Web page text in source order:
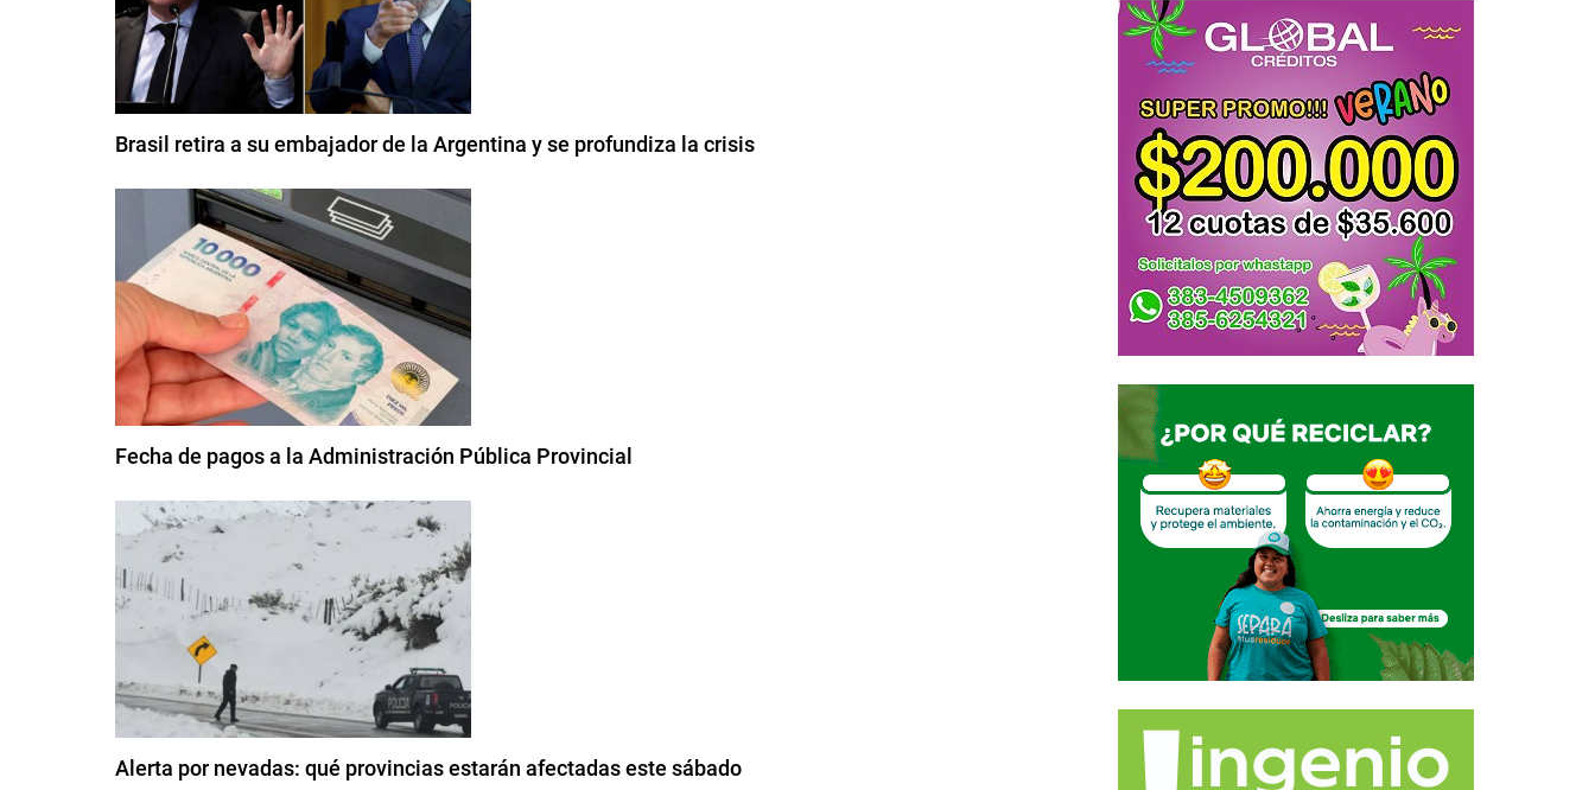
Brasil retira a su embajador de la Argentina y se profundiza la crisis
Fecha de pagos a la Administración Pública Provincial
Alerta por nevadas: qué provincias estarán afectadas este sábado